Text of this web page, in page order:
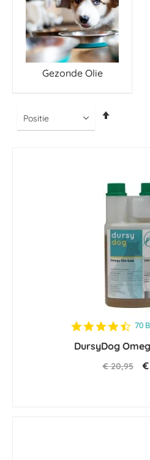
Gezonde Olie
4.6
70
DursyDog
€ 20,95 €